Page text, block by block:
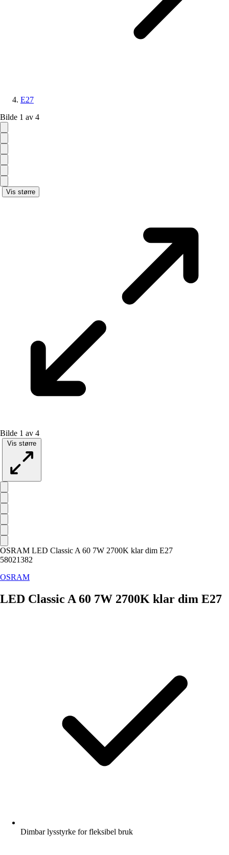
E27
Bilde 1 av 4
Vis større
Bilde 1 av 4
Vis større
OSRAM LED Classic A 60 7W 2700K klar dim E27
58021382
OSRAM
LED Classic A 60 7W 2700K klar dim E27
Dimbar lysstyrke for fleksibel bruk